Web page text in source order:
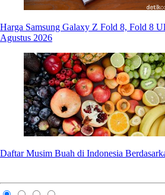
Harga Samsung Galaxy Z Fold 8, Fold 8
Agustus 2026
Daftar Musim Buah di Indonesia